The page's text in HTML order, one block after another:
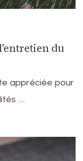
du
appréciée pour
…